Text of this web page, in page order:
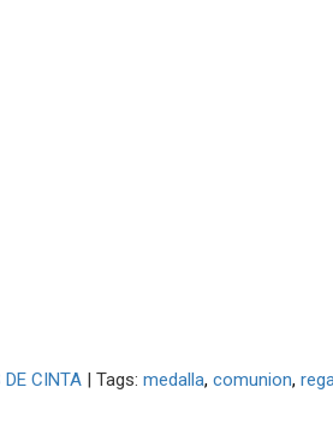
DE CINTA| Tags: medalla comunion